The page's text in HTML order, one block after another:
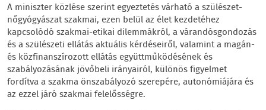
A miniszter közlése szerint egyeztetés várható a szülészet-
nőgyógyászat szakmai, ezen belül az élet kezdetéhez
kapcsolódó szakmai-etikai dilemmákról, a várandósgondozás
és a szülészeti ellátás aktuális kérdéseiről, valamint a magán-
és közfinanszírozott ellátás együttműködésének és
szabályozásának jövőbeli irányairól, különös figyelmet
fordítva a szakma önszabályozó szerepére, autonómiájára és
az ezzel járó szakmai felelősségre.